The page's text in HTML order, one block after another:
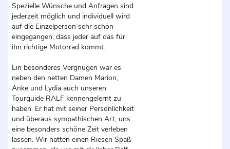
Spezielle Wünsche und Anfragen sind
jederzeit möglich und individuell wird
auf die Einzelperson sehr schön
eingegangen, dass jeder auf das für
ihn richtige Motorrad kommt.
Ein besonderes Vergnügen war es
neben den netten Damen Marion,
Anke und Lydia auch unseren
Tourguide RALF kennengelernt zu
haben. Er hat mit seiner Persönlichkeit
und überaus sympathischen Art, uns
eine besonders schöne Zeit verleben
lassen. Wir hatten einen Riesen Spaß